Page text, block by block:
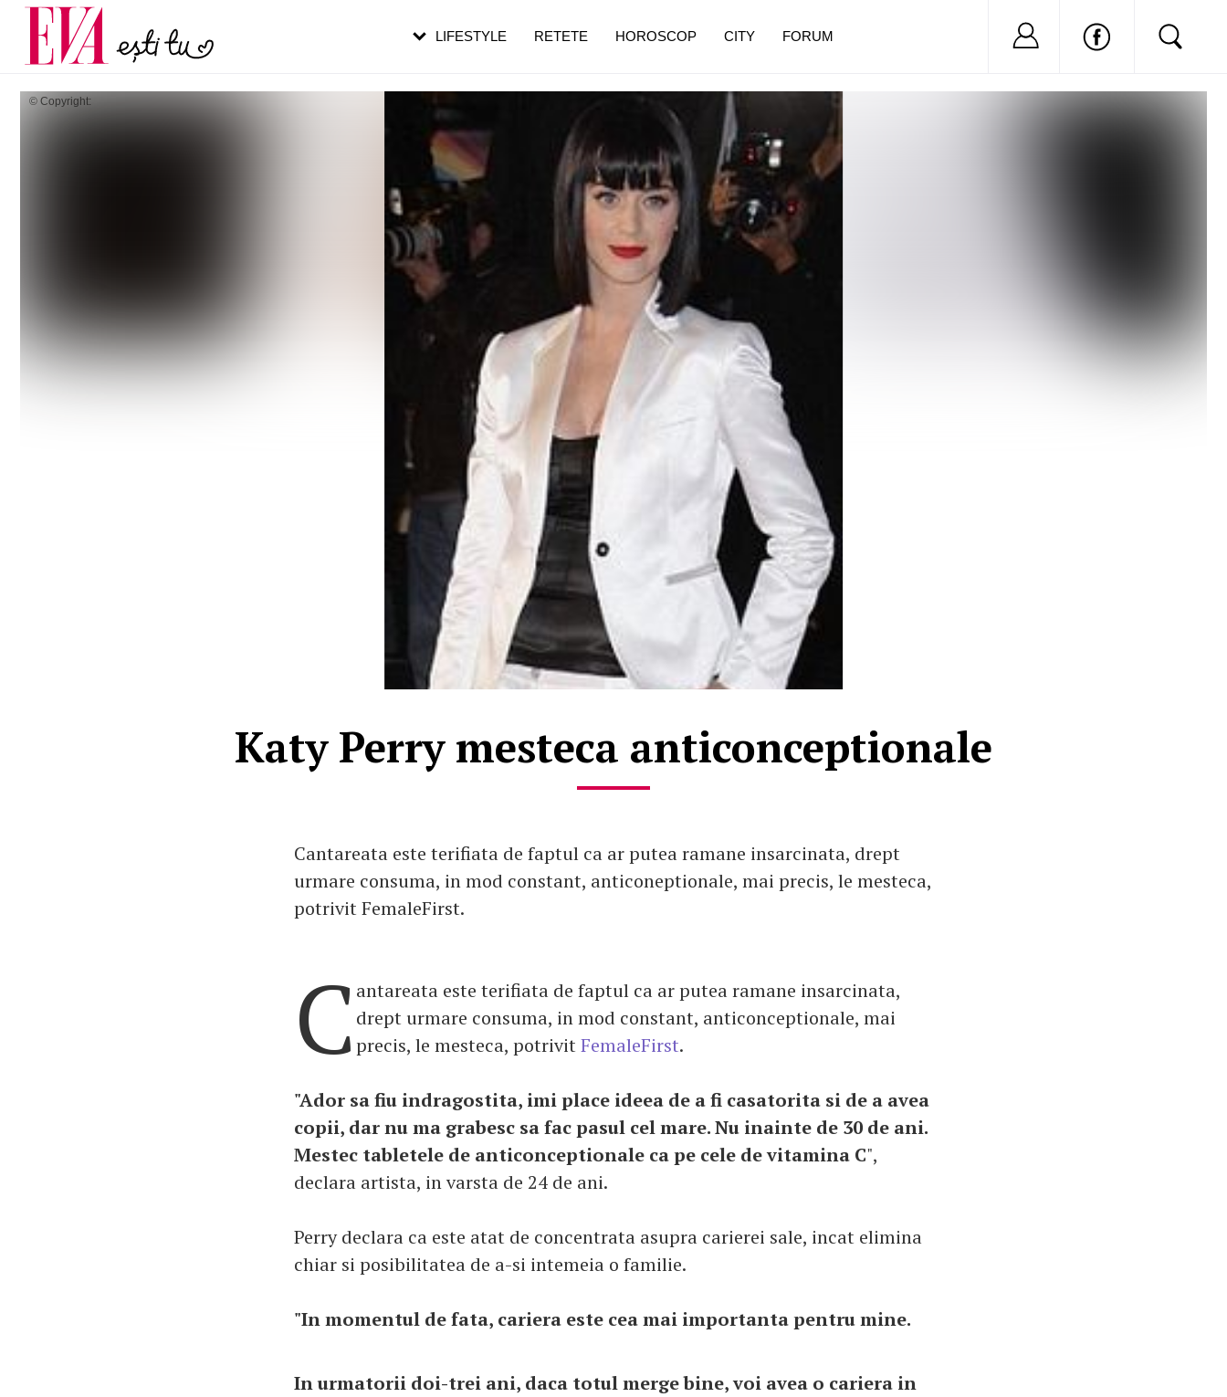
© Copyright:
Katy Perry mesteca anticonceptionale
Cantareata este terifiata de faptul ca ar putea ramane insarcinata, drept
urmare consuma, in mod constant, anticoneptionale, mai precis, le mesteca,
potrivit FemaleFirst.
C antareata este terifiata de faptul ca ar putea ramane insarcinata,
drept urmare consuma, in mod constant, anticonceptionale, mai
precis, le mesteca, potrivitFemaleFirst.
"Ador sa fiu indragostita, imi place ideea de a fi casatorita si de a avea
copii, dar nu ma grabesc sa fac pasul cel mare. Nu inainte de 30 de ani.
Mestec tabletele de anticonceptionale ca pe cele de vitamina C",
declara artista, in varsta de 24 de ani.
Perry declara ca este atat de concentrata asupra carierei sale, incat elimina
chiar si posibilitatea de a-si intemeia o familie.
"In momentul de fata, cariera este cea mai importanta pentru mine.
In urmatorii doi-trei ani, daca totul merge bine, voi avea o cariera in
LIFESTYLE RETETE HOROSCOP CITY FORUM Nu ai cont?
Carieră
Actualitate
pe măsură ce înaintezi în vârstă
de dureroasă este investigația